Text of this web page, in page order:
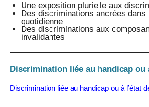
Une exposition plurielle aux
Des discriminations ancrées dans
quotidienne
Des discriminations aux
invalidantes
Discrimination liée au handicap ou
Discrimination liée au handicap ou à l’état